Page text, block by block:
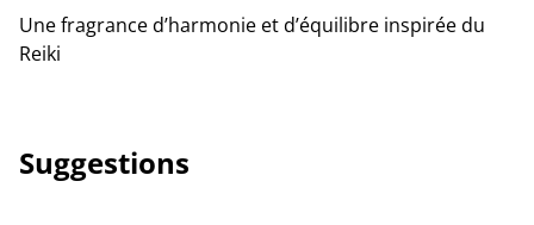
Une fragrance d’harmonie et d’équilibre inspirée du
Reiki
Suggestions